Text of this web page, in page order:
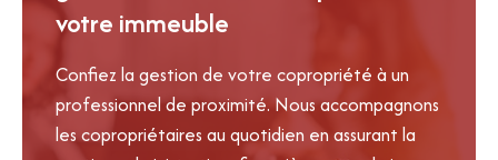
votre immeuble
Confiez la gestion de votre copropriété à un
professionnel de proximité. Nous accompagnons
les copropriétaires au quotidien en assurant la